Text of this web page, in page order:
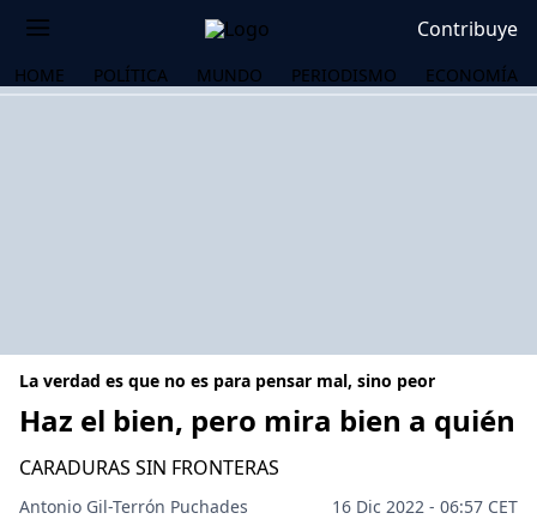
Contribuye
HOME POLÍTICA MUNDO PERIODISMO ECONOMÍA
La verdad es que no es para pensar mal, sino peor
Haz el bien, pero mira bien a quién
CARADURAS SIN FRONTERAS
Antonio Gil-Terrón Puchades
16 Dic 2022 - 06:57 CET